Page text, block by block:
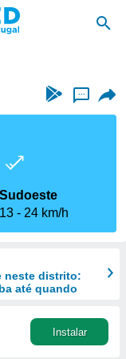
...
Sudoeste
13
24 km/h
neste distrito:
até quando
Instalar